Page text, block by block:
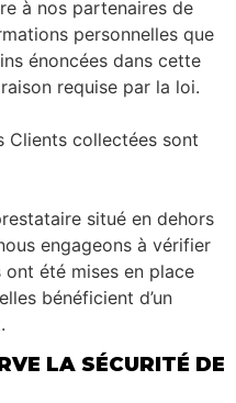
à nos partenaires de
personnelles que
énoncées dans cette
requise par la loi.
Clients collectées sont
situé en dehors
engageons à vérifier
été mises en place
bénéficient d’un
LA SÉCURITÉ DE